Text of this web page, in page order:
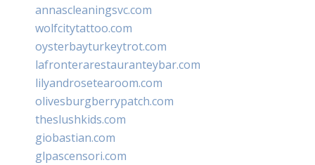
annascleaningsvc.com
wolfcitytattoo.com
oysterbayturkeytrot.com
lafronterarestauranteybar.com
lilyandrosetearoom.com
olivesburgberrypatch.com
theslushkids.com
giobastian.com
glpascensori.com